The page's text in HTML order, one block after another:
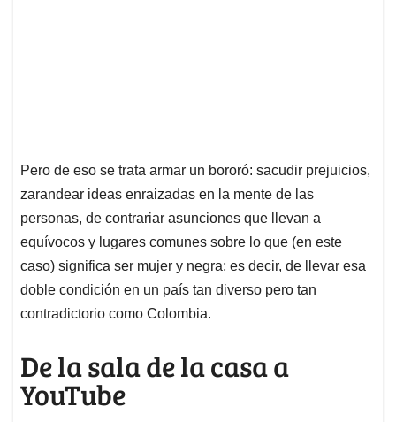
Pero de eso se trata armar un bororó: sacudir prejuicios,
zarandear ideas enraizadas en la mente de las
personas, de contrariar asunciones que llevan a
equívocos y lugares comunes sobre lo que (en este
caso) significa ser mujer y negra; es decir, de llevar esa
doble condición en un país tan diverso pero tan
contradictorio como Colombia.
De la sala de la casa a
YouTube